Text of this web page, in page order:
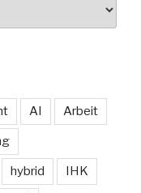
AI Arbeit
hybrid IHK